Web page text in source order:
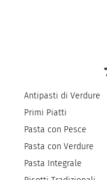
Antipasti di Verdure
Primi Piatti
Pasta con Pesce
Pasta con Verdure
Pasta Integrale